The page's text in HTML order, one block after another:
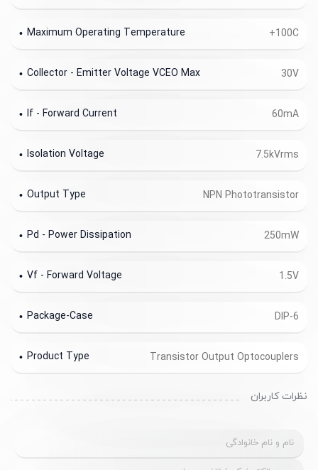
+100C
Maximum Operating Temperature
30V
Collector - Emitter Voltage VCEO Max
60mA
If - Forward Current
7.5kVrms
Isolation Voltage
NPN Phototransistor
Output Type
250mW
Pd - Power Dissipation
1.5V
Vf - Forward Voltage
DIP-6
Package-Case
Transistor Output Optocouplers
Product Type
نظرات کاربران